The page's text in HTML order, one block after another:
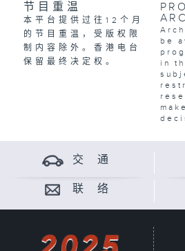
节目重温
本平台提供过往12个月
的节目重温，受版权限
制内容除外。香港电台
保留最终决定权。
be
in
交 通
联 络